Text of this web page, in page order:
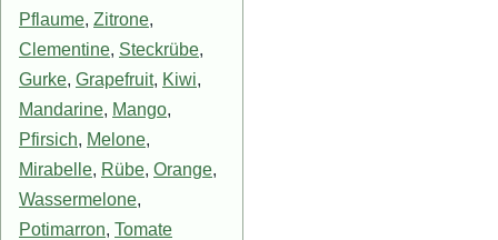
Pflaume, Zitrone,
Clementine, Steckrübe,
Gurke, Grapefruit, Kiwi,
Mandarine, Mango,
Pfirsich, Melone,
Mirabelle, Rübe, Orange,
Wassermelone,
Potimarron, Tomate